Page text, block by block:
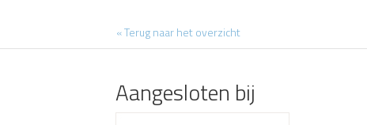
« Terug naar het overzicht
Aangesloten bij